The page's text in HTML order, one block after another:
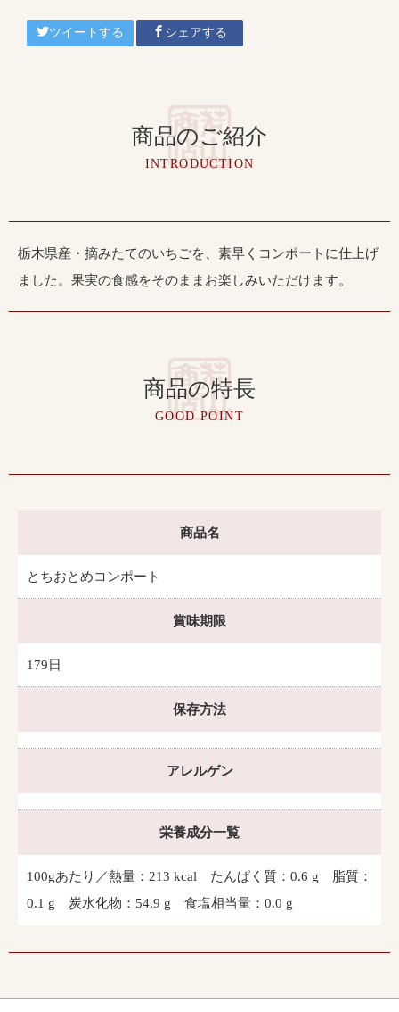
ツイートする シェアする
商品のご紹介
INTRODUCTION
栃木県産・摘みたてのいちごを、素早くコンポートに仕上げ
ました。果実の食感をそのままお楽しみいただけます。
商品の特長
GOOD POINT
商品名
とちおとめコンポート
賞味期限
179日
保存方法
アレルゲン
栄養成分一覧
100gあたり／熱量：213 kcal たんぱく質：0.6 g 脂質：
0.1 g 炭水化物：54.9 g 食塩相当量：0.0 g